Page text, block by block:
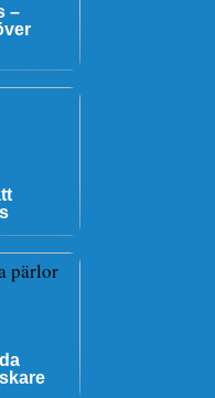
–